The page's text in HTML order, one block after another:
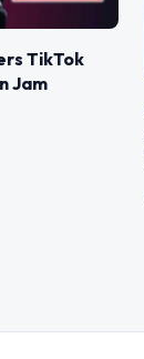
TikTok
Jam